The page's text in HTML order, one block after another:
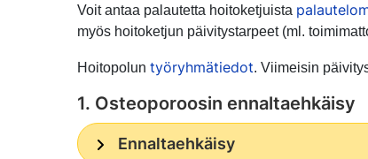
Voit antaa palautetta hoitoketjuista
myös hoitoketjun päivitystarpeet (ml.
Hoitopolun työryhmätiedot. Viimeisin
1. Osteoporoosin ennaltaehkäisy
Ennaltaehkäisy